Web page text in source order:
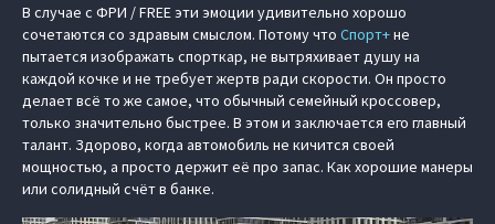
В случае с ФРИ / FREE эти эмоции удивительно хорошо
сочетаются со здравым смыслом. Потому что Спорт+не
пытается изображать спорткар, не вытряхивает душу на
каждой кочке и не требует жертв ради скорости. Он просто
делает всё то же самое, что обычный семейный кроссовер,
только значительно быстрее. В этом и заключается его главный
талант. Здорово, когда автомобиль не кичится своей
мощностью, а просто держит её про запас. Как хорошие манеры
или солидный счёт в банке.